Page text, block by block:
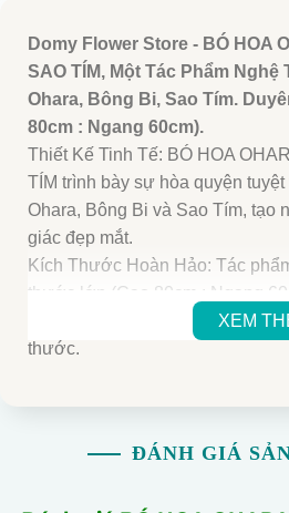
Domy Flower Store - BÓ HOA
SAO TÍM, Một Tác Phẩm Nghệ
Ohara, Bông Bi, Sao Tím.
80cm : Ngang 60cm).
Thiết Kế Tinh Tế: BÓ HOA
TÍM trình bày sự hòa quyện
Ohara, Bông Bi và Sao Tím, tạo
giác đẹp mắt.
Kích Thước Hoàn Hảo: Tác
thước lớn (Cao 80cm : Ngang
nhiều độ tuổi. Lựa chọn từ nhiều
thước.
lớn các loại hoa, mang lại không
cụ thể và khuyến khích phát triển
XEM
ĐÁNH GIÁ